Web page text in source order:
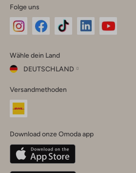
Folge uns
Instagram
Facebook
TikTok
Wähle dein Land
DEUTSCHLAND
dein
Land
Belgique(Français)
Deutschland
Versandmethoden
Download onze Omoda app